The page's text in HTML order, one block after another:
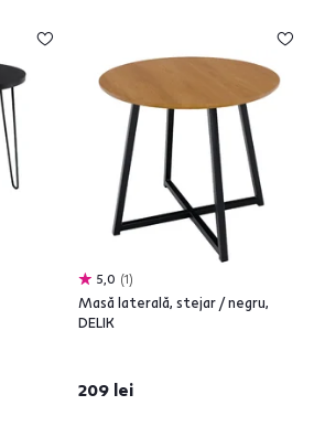
5,0 1
Masă laterală, stejar / negru,
DELIK
209 lei